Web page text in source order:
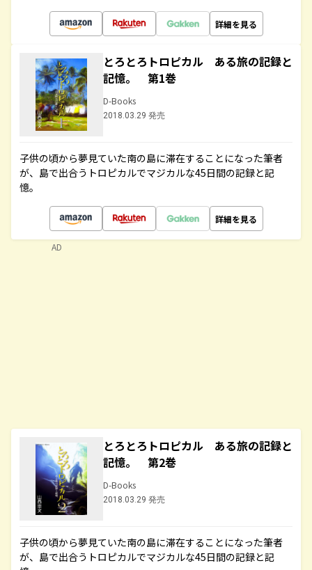
詳細を見る
とろとろトロピカル ある旅の記録と
記憶。 第1巻
D-Books
2018.03.29 発売
子供の頃から夢見ていた南の島に滞在することになった筆者
が、島で出合うトロピカルでマジカルな45日間の記録と記
憶。
詳細を見る
とろとろトロピカル ある旅の記録と
記憶。 第2巻
D-Books
2018.03.29 発売
子供の頃から夢見ていた南の島に滞在することになった筆者
が、島で出合うトロピカルでマジカルな45日間の記録と記
AD